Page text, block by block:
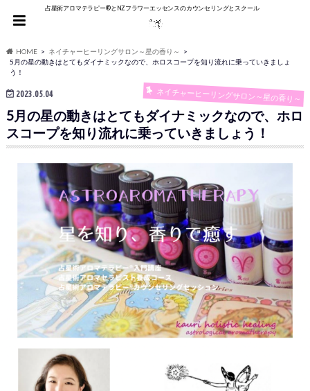
占星術アロマテラピー®︎とNZフラワーエッセンスのカウンセリングとスクール
HOME
ネイチャーヒーリングサロン～星の香り～
5月の星の動きはとてもダイナミックなので、ホロスコープを知り流れに乗っていきましょ
う！
2023.05.04 ネイチャーヒーリングサロン～星の香り～
5月の星の動きはとてもダイナミックなので、ホロ
スコープを知り流れに乗っていきましょう！